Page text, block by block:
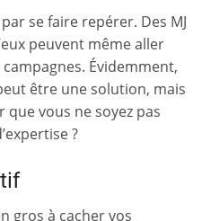
se faire repérer. Des MJ
peuvent même aller
Évidemment,
être une solution, mais
vous ne soyez pas
?
gros à cacher vos